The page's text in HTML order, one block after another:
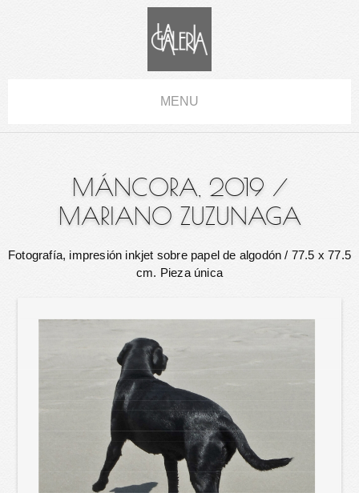
MENU
MÁNCORA, 2019 /
MARIANO ZUZUNAGA
Fotografía, impresión inkjet sobre papel de algodón / 77.5 x 77.5
cm. Pieza única